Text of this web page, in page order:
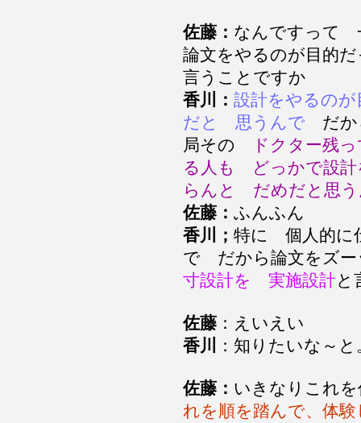
佐藤： なんですって
論文をやるのが目的
言うことですか
香川： 設計をやるのが
だと 思うんで だか
局その
ドクター残
る人も どっかで設計
らんと だめだと思
佐藤： ふんふん
香川； 特に 個人的に
で だから論文をズ
寸設計を 実施設計
佐藤 ：えいえい
香川
：知りたいな～
佐藤： いきなりこれ
れを順を踏んで、体験